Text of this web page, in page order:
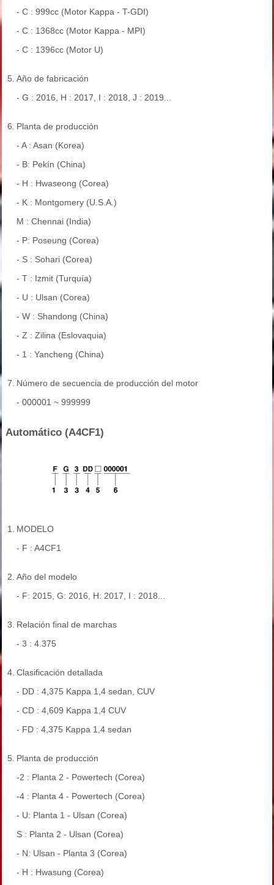
- C : 999cc (Motor Kappa - T-GDI)
- C : 1368cc (Motor Kappa - MPI)
- C : 1396cc (Motor U)
5. Año de fabricación
- G : 2016, H : 2017, I : 2018, J : 2019...
6. Planta de producción
- A : Asan (Korea)
- B: Pekín (China)
- H : Hwaseong (Corea)
- K : Montgomery (U.S.A.)
M : Chennai (India)
- P: Poseung (Corea)
- S : Sohari (Corea)
- T : Izmit (Turquía)
- U : Ulsan (Corea)
- W : Shandong (China)
- Z : Zilina (Eslovaquia)
- 1 : Yancheng (China)
7. Número de secuencia de producción del motor
- 000001 ~ 999999
Automático (A4CF1)
1.
MODELO
- F : A4CF1
2. Año del modelo
- F: 2015, G: 2016, H: 2017, I : 2018...
3. Relación final de marchas
- 3 : 4.375
4. Clasificación detallada
- DD : 4,375 Kappa 1,4 sedan, CUV
- CD : 4,609 Kappa 1,4 CUV
- FD : 4,375 Kappa 1,4 sedan
5. Planta de producción
-2 : Planta 2 - Powertech (Corea)
-4 : Planta 4 - Powertech (Corea)
- U: Planta 1 - Ulsan (Corea)
S : Planta 2 - Ulsan (Corea)
- N: Ulsan - Planta 3 (Corea)
- H : Hwasung (Corea)